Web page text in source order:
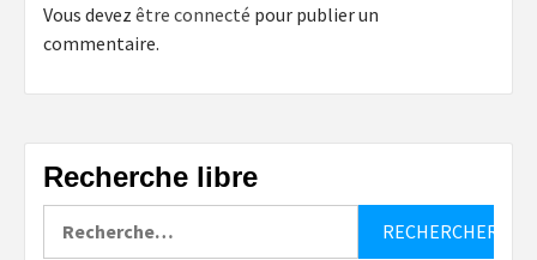
Vous devez être connecté pour publier un
commentaire.
Recherche libre